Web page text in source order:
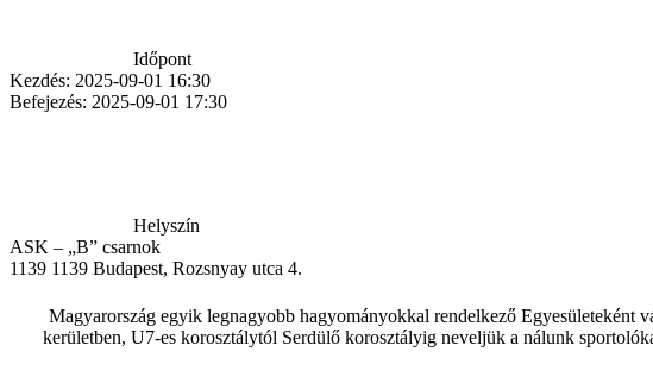
Időpont
Kezdés: 2025-09-01 16:30
Befejezés: 2025-09-01 17:30
Helyszín
ASK – „B” csarnok
1139 1139 Budapest, Rozsnyay utca 4.
Magyarország egyik legnagyobb hagyományokkal rendelkező
kerületben, U7-es korosztálytól Serdülő korosztályig neveljük a nálunk